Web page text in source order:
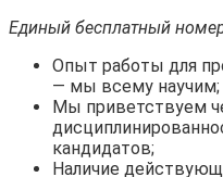
Единый бесплатный
Опыт работы для
— мы всему научим;
Мы приветствуем
кандидатов;
Наличие